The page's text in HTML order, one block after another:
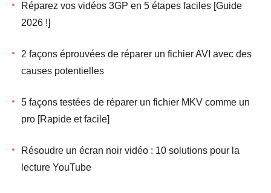
Réparez vos vidéos 3GP en 5 étapes faciles [Guide
2026 !]
2 façons éprouvées de réparer un fichier AVI avec des
causes potentielles
5 façons testées de réparer un fichier MKV comme un
pro [Rapide et facile]
Résoudre un écran noir vidéo : 10 solutions pour la
lecture YouTube